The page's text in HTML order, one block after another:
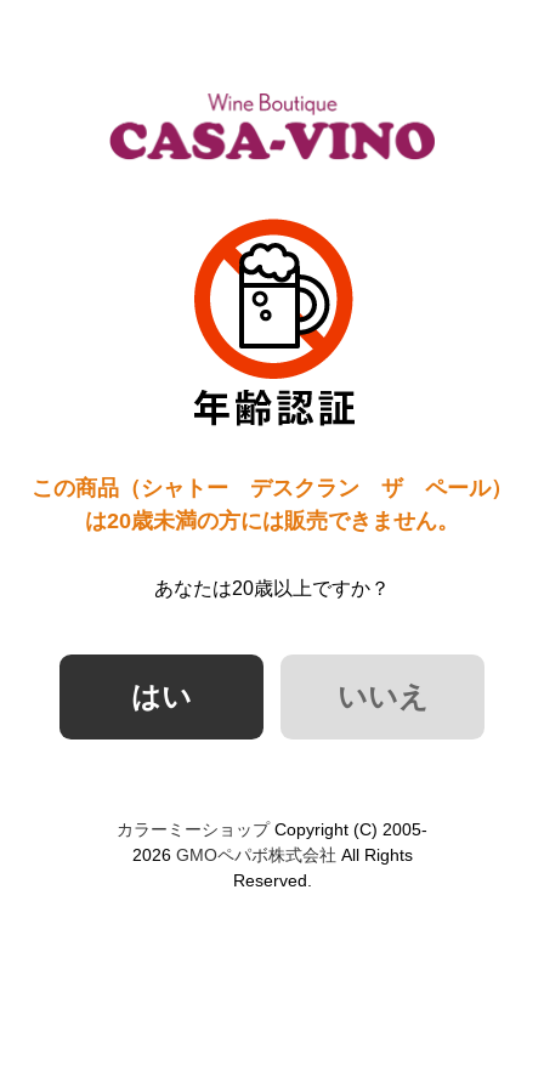
この商品（シャトー デスクラン ザ ペール）
は20歳未満の方には販売できません。
あなたは20歳以上ですか？
カラーミーショップCopyright (C) 2005-
2026 GMOペパボ株式会社 All Rights
Reserved.